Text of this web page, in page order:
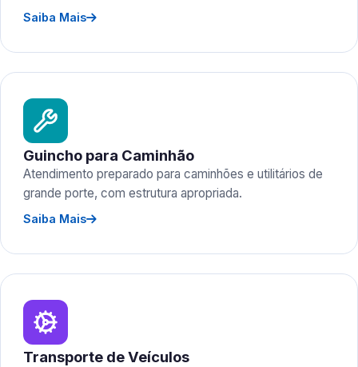
Saiba Mais
Guincho para Caminhão
Atendimento preparado para caminhões e utilitários de
grande porte, com estrutura apropriada.
Saiba Mais
Transporte de Veículos